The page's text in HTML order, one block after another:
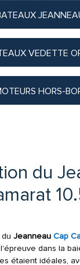
VEDETTE
HORS-
du
Jeanneau Cap
dans la
étaient idéales,